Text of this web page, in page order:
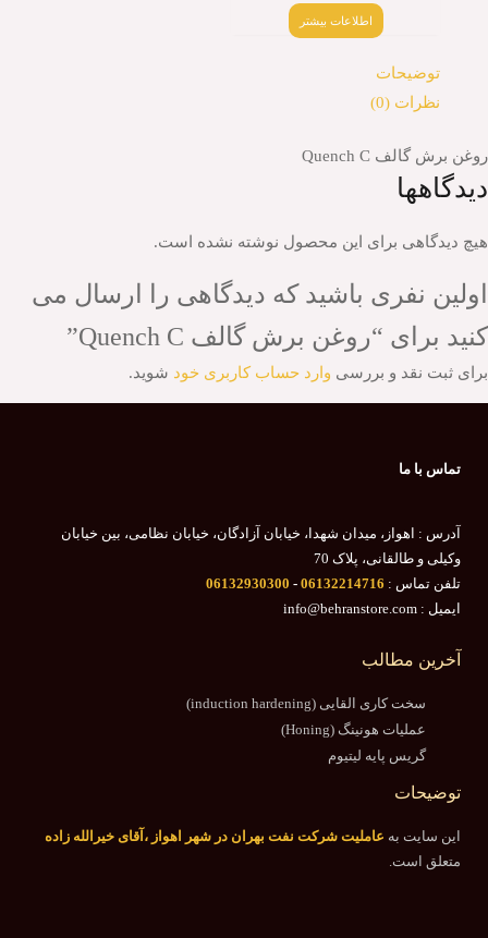
اطلاعات بیشتر
توضیحات
نظرات (0)
روغن برش گالف Quench C
دیدگاهها
هیچ دیدگاهی برای این محصول نوشته نشده است.
اولین نفری باشید که دیدگاهی را ارسال می
کنید برای “روغن برش گالف Quench C”
برای ثبت نقد و بررسی وارد حساب کاربری خود شوید.
تماس با ما
آدرس : اهواز، میدان شهدا، خیابان آزادگان، خیابان نظامی، بین خیابان
وکیلی و طالقانی، پلاک 70
تلفن تماس : 06132214716
-
06132930300
ایمیل : info@behranstore.com
آخرین مطالب
سخت کاری القایی (induction hardening)
عملیات هونینگ (Honing)
گریس پایه لیتیوم
توضیحات
این سایت به عاملیت شرکت نفت بهران در شهر اهواز ،آقای خیرالله زاده
متعلق است.